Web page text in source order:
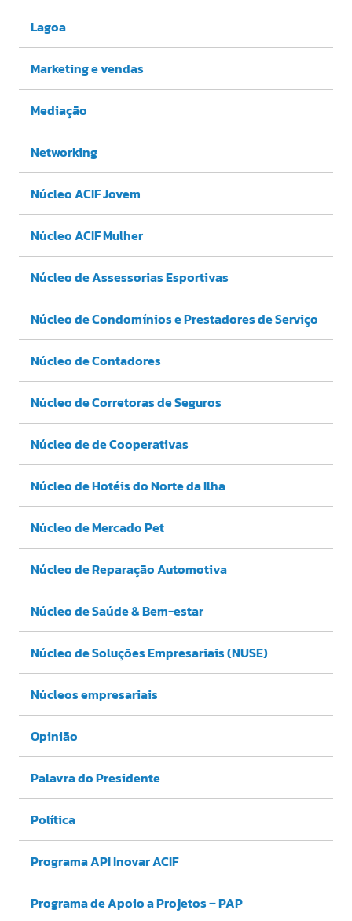
Lagoa
Marketing e vendas
Mediação
Networking
Núcleo ACIF Jovem
Núcleo ACIF Mulher
Núcleo de Assessorias Esportivas
Núcleo de Condomínios e Prestadores de Serviço
Núcleo de Contadores
Núcleo de Corretoras de Seguros
Núcleo de de Cooperativas
Núcleo de Hotéis do Norte da Ilha
Núcleo de Mercado Pet
Núcleo de Reparação Automotiva
Núcleo de Saúde & Bem-estar
Núcleo de Soluções Empresariais (NUSE)
Núcleos empresariais
Opinião
Palavra do Presidente
Política
Programa API Inovar ACIF
Programa de Apoio a Projetos – PAP